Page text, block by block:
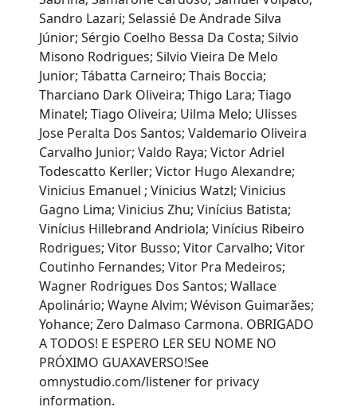
Sandro Lazari; Selassié De Andrade Silva
Júnior; Sérgio Coelho Bessa Da Costa; Silvio
Misono Rodrigues; Silvio Vieira De Melo
Junior; Tábatta Carneiro; Thais Boccia;
Tharciano Dark Oliveira; Thigo Lara; Tiago
Minatel; Tiago Oliveira; Uilma Melo; Ulisses
Jose Peralta Dos Santos; Valdemario Oliveira
Carvalho Junior; Valdo Raya; Victor Adriel
Todescatto Kerller; Victor Hugo Alexandre;
Vinicius Emanuel ; Vinicius Watzl; Vinicius
Gagno Lima; Vinicius Zhu; Vinícius Batista;
Vinícius Hillebrand Andriola; Vinícius Ribeiro
Rodrigues; Vitor Busso; Vitor Carvalho; Vitor
Coutinho Fernandes; Vitor Pra Medeiros;
Wagner Rodrigues Dos Santos; Wallace
Apolinário; Wayne Alvim; Wévison Guimarães;
Yohance; Zero Dalmaso Carmona. OBRIGADO
A TODOS! E ESPERO LER SEU NOME NO
PRÓXIMO GUAXAVERSO!See
omnystudio.com/listener for privacy
information.